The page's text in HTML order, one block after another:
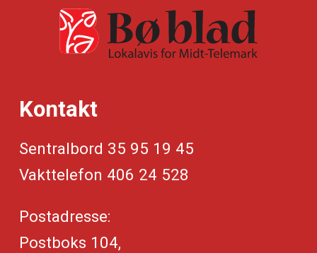
Kontakt
Sentralbord 35 95 19 45
Vakttelefon 406 24 528
Postadresse:
Postboks 104,